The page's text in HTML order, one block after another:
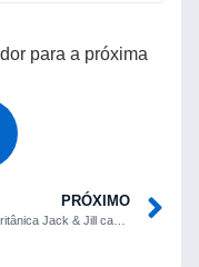
para a próxima
PRÓXIMO
Startup britânica Jack & Jill capta US$ 50 milhões para levar IA conversacional ao recrutamento